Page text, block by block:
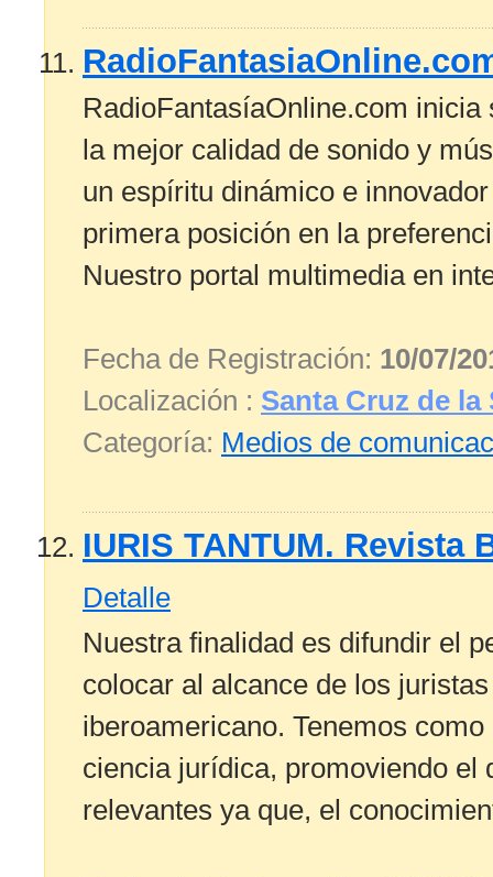
RadioFantasíaOnline.com
la mejor calidad de sonido y
un espíritu dinámico e
primera posición en la
Nuestro portal multimedia en
Fecha de Registración: 10/07/
Localización : Santa Cruz de la
Categoría: Medios de
IURIS TANTUM.
Detalle
Nuestra finalidad es difundir el
colocar al alcance de los
iberoamericano. Tenemos
ciencia jurídica, promoviendo el
relevantes ya que, el